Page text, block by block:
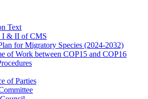
Text
I & II of CMS
for Migratory Species (2024-2032)
of Work between COP15 and COP16
of Parties